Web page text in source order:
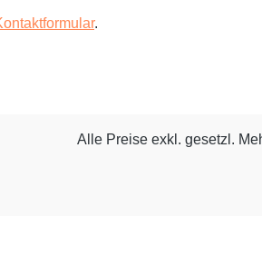
.
Alle Preise exkl. gesetzl.